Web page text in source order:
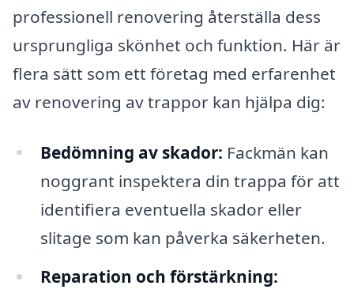
professionell renovering återställa dess
ursprungliga skönhet och funktion. Här är
flera sätt som ett företag med erfarenhet
av renovering av trappor kan hjälpa dig:
Bedömning av skador: Fackmän kan
noggrant inspektera din trappa för att
identifiera eventuella skador eller
slitage som kan påverka säkerheten.
Reparation och förstärkning: